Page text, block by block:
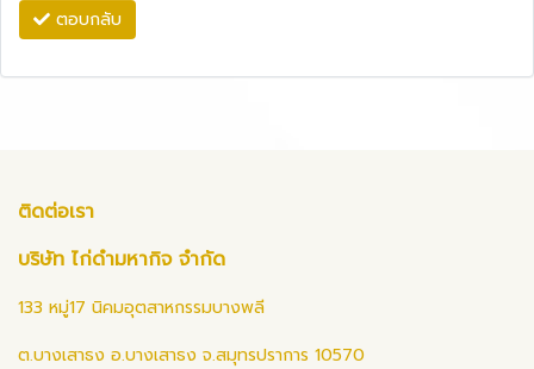
ตอบกลับ
ติดต่อเรา
บริษัท ไก่ดำมหากิจ จำกัด
133 หมู่17 นิคมอุตสาหกรรมบางพลี
ต.บางเสาธง อ.บางเสาธง จ.สมุทรปราการ 10570